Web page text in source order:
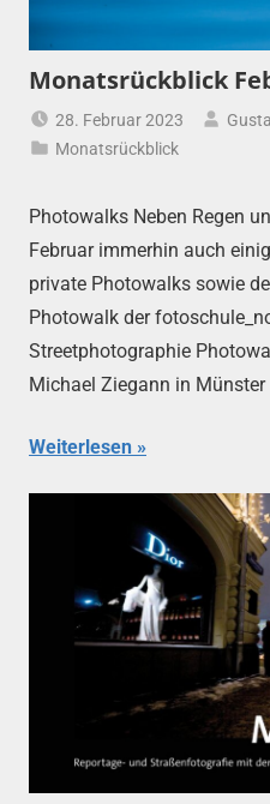
Monatsrückblick
28. Februar 2023
Monatsrückblick
Photowalks Neben Regen
Februar immerhin auch
private Photowalks sowie
Photowalk der
Streetphotographie
Michael Ziegann in Münster
Weiterlesen